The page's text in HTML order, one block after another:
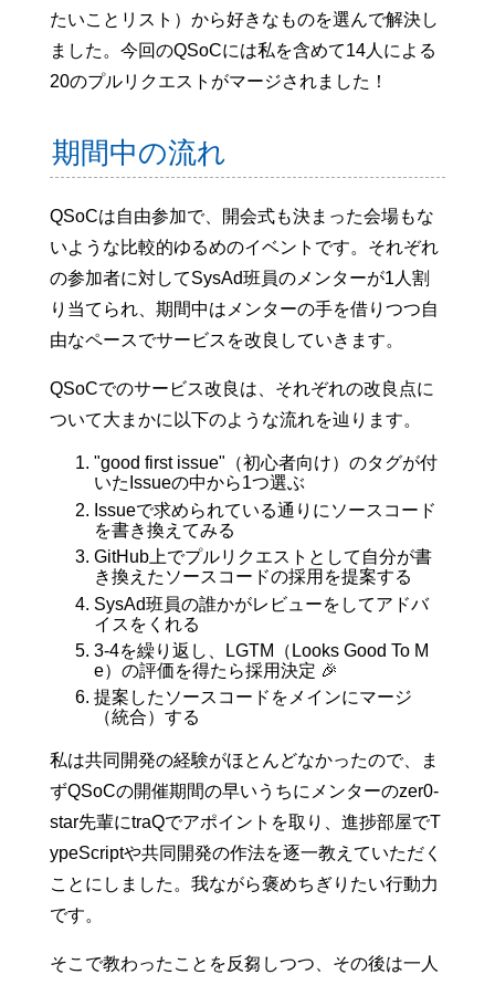
たいことリスト）から好きなものを選んで解決し
ました。今回のQSoCには私を含めて14人による
20のプルリクエストがマージされました！
期間中の流れ
QSoCは自由参加で、開会式も決まった会場もな
いような比較的ゆるめのイベントです。それぞれ
の参加者に対してSysAd班員のメンターが1人割
り当てられ、期間中はメンターの手を借りつつ自
由なペースでサービスを改良していきます。
QSoCでのサービス改良は、それぞれの改良点に
ついて大まかに以下のような流れを辿ります。
"good first issue"（初心者向け）のタグが付
いたIssueの中から1つ選ぶ
Issueで求められている通りにソースコード
を書き換えてみる
GitHub上でプルリクエストとして自分が書
き換えたソースコードの採用を提案する
SysAd班員の誰かがレビューをしてアドバ
イスをくれる
3-4を繰り返し、LGTM（Looks Good To M
e）の評価を得たら採用決定 🎉
提案したソースコードをメインにマージ
（統合）する
私は共同開発の経験がほとんどなかったので、ま
ずQSoCの開催期間の早いうちにメンターのzer0-
star先輩にtraQでアポイントを取り、進捗部屋でT
ypeScriptや共同開発の作法を逐一教えていただく
ことにしました。我ながら褒めちぎりたい行動力
です。
そこで教わったことを反芻しつつ、その後は一人